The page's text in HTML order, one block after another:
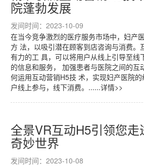
院蓬勃发展
发间时间：2023-10-09
在当今竞争激烈的医疗服务市场中，妇产
方 法，以吸引潜在顾客到店咨询与消费。
有力的工 具，可以将用户从线上引导至线
的信息和服务， 加强患者与医院之间的互
何运用互动营销H5技 术，实现妇产医院
户线上参与，线下消费。......详情>>
全景VR互动H5引领您
奇妙世界
发间时间：2023-10-08